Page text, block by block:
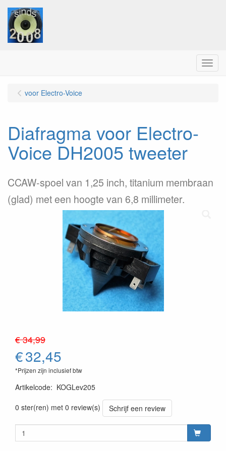
Menu
voor Electro-Voice
Diafragma voor Electro-
Voice DH2005 tweeter
CCAW-spoel van 1,25 inch, titanium membraan
(glad) met een hoogte van 6,8 millimeter.
€ 34,99
€32,45
*Prijzen zijn inclusief btw
Artikelcode: KOGLev205
0 ster(ren) met 0 review(s)
Schrijf een review